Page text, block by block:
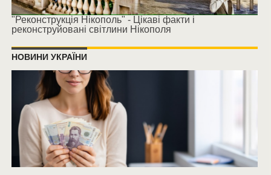
"Реконструкція Нікополь" - Цікаві факти і
реконструйовані світлини Нікополя
НОВИНИ УКРАЇНИ